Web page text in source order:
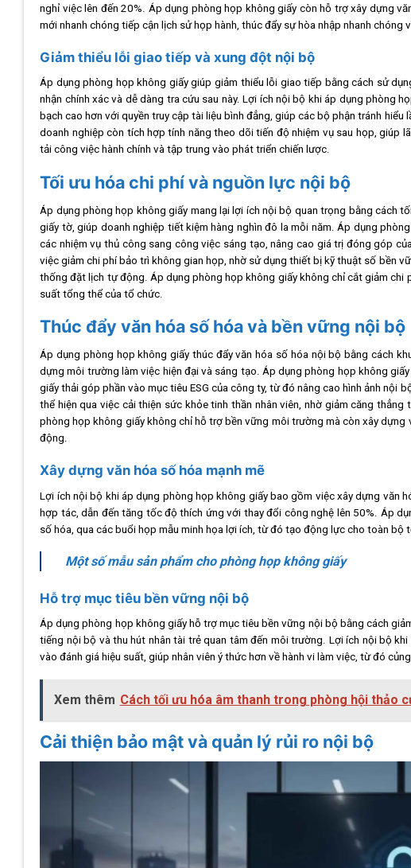
nghỉ việc lên đến 20%. Áp dụng phòng họp không giấy còn hỗ trợ xây dựng
mới nhanh chóng tiếp cận lịch sử họp hành, thúc đẩy sự hòa nhập nhanh chóng
Giảm thiểu lỗi giao tiếp và xung đột nội bộ
Áp dụng phòng họp không giấy giúp giảm thiểu lỗi giao tiếp bằng cách sử
nhận chính xác và dễ dàng tra cứu sau này. Lợi ích nội bộ khi áp dụng phòng
bạch cao hơn với quyền truy cập tài liệu bình đẳng, giúp các bộ phận tránh
doanh nghiệp còn tích hợp tính năng theo dõi tiến độ nhiệm vụ sau họp, giúp
tải công việc hành chính và tập trung vào phát triển chiến lược.
Tối ưu hóa chi phí và nguồn lực nội bộ
Áp dụng phòng họp không giấy mang lại lợi ích nội bộ quan trọng bằng cách
giấy tờ, giúp doanh nghiệp tiết kiệm hàng nghìn đô la mỗi năm. Áp dụng
các nhiệm vụ thủ công sang công việc sáng tạo, nâng cao giá trị đóng góp
việc giảm chi phí bảo trì không gian họp, nhờ sử dụng thiết bị kỹ thuật số bền
thống đặt lịch tự động. Áp dụng phòng họp không giấy không chỉ cắt giảm
suất tổng thể của tổ chức.
Thúc đẩy văn hóa số hóa và bền vững nội bộ
Áp dụng phòng họp không giấy thúc đẩy văn hóa số hóa nội bộ bằng cách
dựng môi trường làm việc hiện đại và sáng tạo. Áp dụng phòng họp không
giấy thải góp phần vào mục tiêu ESG của công ty, từ đó nâng cao hình ảnh
thể hiện qua việc cải thiện sức khỏe tinh thần nhân viên, nhờ giảm căng
phòng họp không giấy không chỉ hỗ trợ bền vững môi trường mà còn xây
động.
Xây dựng văn hóa số hóa mạnh mẽ
Lợi ích nội bộ khi áp dụng phòng họp không giấy bao gồm việc xây dựng văn
hợp tác, dẫn đến tăng tốc độ thích ứng với thay đổi công nghệ lên 50%. Áp
số hóa, qua các buổi họp mẫu minh họa lợi ích, từ đó tạo động lực cho toàn bộ
Một số mẫu sản phẩm cho phòng họp không giấy
Hỗ trợ mục tiêu bền vững nội bộ
Áp dụng phòng họp không giấy hỗ trợ mục tiêu bền vững nội bộ bằng cách
tiếng nội bộ và thu hút nhân tài trẻ quan tâm đến môi trường. Lợi ích nội bộ
vào đánh giá hiệu suất, giúp nhân viên ý thức hơn về hành vi làm việc, từ đó
Xem thêm Cách tối ưu hóa âm thanh trong phòng hội thảo
Cải thiện bảo mật và quản lý rủi ro nội bộ